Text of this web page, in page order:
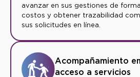
avanzar en sus gestiones de
costos y obtener trazabilidad
sus solicitudes en línea.
Acompañamiento
acceso a servicios